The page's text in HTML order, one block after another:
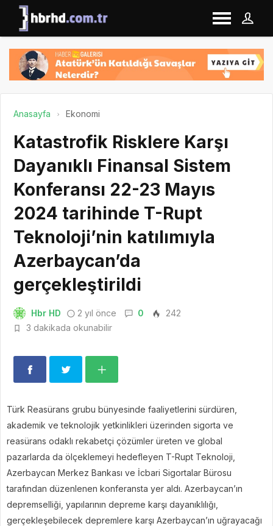
Anasayfa Ekonomi
Katastrofik Risklere Karşı
Dayanıklı Finansal Sistem
Konferansı 22-23 Mayıs
2024 tarihinde T-Rupt
Teknoloji’nin katılımıyla
Azerbaycan’da
gerçekleştirildi
Hbr HD 2 yıl önce 0
242
3 dakikada okunabilir
Türk Reasürans grubu bünyesinde faaliyetlerini sürdüren,
akademik ve teknolojik yetkinlikleri üzerinden sigorta ve
reasürans odaklı rekabetçi çözümler üreten ve global
pazarlarda da ölçeklemeyi hedefleyen T-Rupt Teknoloji,
Azerbaycan Merkez Bankası ve İcbari Sigortalar Bürosu
tarafından düzenlenen konferansta yer aldı. Azerbaycan’ın
depremselliği, yapılarının depreme karşı dayanıklılığı,
gerçekleşebilecek depremlere karşı Azerbaycan’ın uğrayacağı